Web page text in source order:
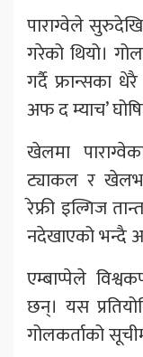
पाराग्वेले
गरेको थियो।
गर्दै फ्रान्सका
अफ द म्याच’
खेलमा
ट्याकल र
रेफ्री इल्गिज
नदेखाएको भन्दै
एम्बाप्पेले
छन्। यस
गोलकर्ताको